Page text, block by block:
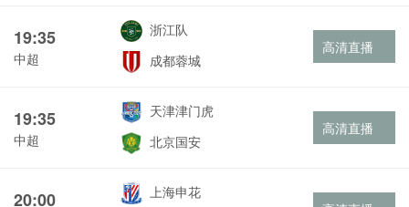
19:35
中超
浙江队
成都蓉城
高清直播
19:35
中超
天津津门虎
北京国安
高清直播
20:00
上海申花